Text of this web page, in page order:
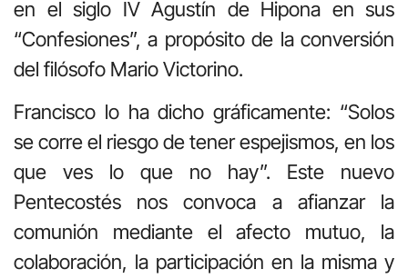
en el siglo IV Agustín de Hipona en sus
“Confesiones”, a propósito de la conversión
del filósofo Mario Victorino.
Francisco lo ha dicho gráficamente: “Solos
se corre el riesgo de tener espejismos, en los
que ves lo que no hay”. Este nuevo
Pentecostés nos convoca a afianzar la
comunión mediante el afecto mutuo, la
colaboración, la participación en la misma y